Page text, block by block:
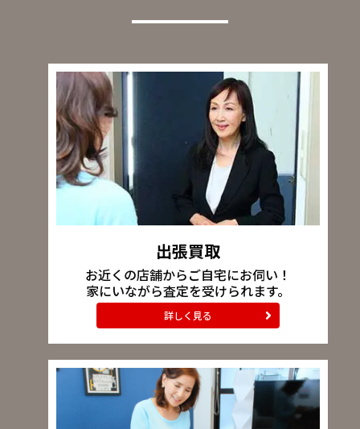
出張買取
お近くの店舗からご自宅にお伺い！
家にいながら査定を受けられます。
詳しく見る